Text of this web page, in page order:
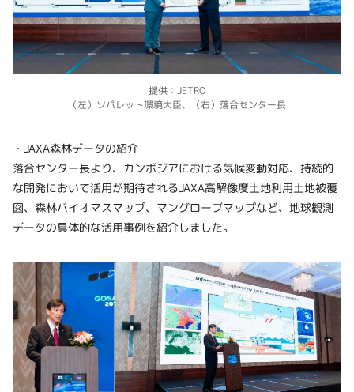
提供：JETRO
（左）ソパレット環境大臣、（右）落合センター長
・JAXA森林データの紹介
落合センター長より、カンボジアにおける気候変動対応、持続的
な開発において活用が期待されるJAXA高解像度土地利用土地被覆
図、森林バイオマスマップ、マングローブマップなど、地球観測
データの具体的な活用事例を紹介しました。